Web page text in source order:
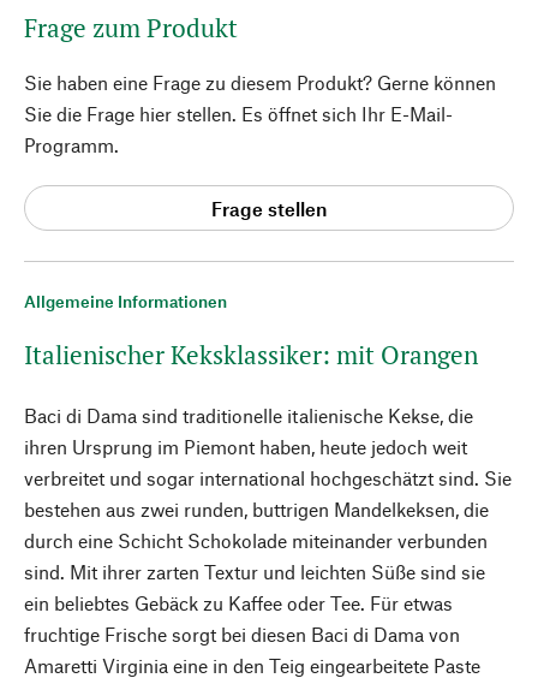
Allgemeine Informationen
Italienischer Keksklassiker: mit Orangen
Baci di Dama sind traditionelle italienische Kekse, die
ihren Ursprung im Piemont haben, heute jedoch weit
verbreitet und sogar international hochgeschätzt sind. Sie
bestehen aus zwei runden, buttrigen Mandelkeksen, die
durch eine Schicht Schokolade miteinander verbunden
sind. Mit ihrer zarten Textur und leichten Süße sind sie
ein beliebtes Gebäck zu Kaffee oder Tee. Für etwas
fruchtige Frische sorgt bei diesen Baci di Dama von
Amaretti Virginia eine in den Teig eingearbeitete Paste
Frage zum Produkt
Sie haben eine Frage zu diesem Produkt? Gerne können
Sie die Frage hier stellen. Es öffnet sich Ihr E-Mail-
Programm.
Frage stellen